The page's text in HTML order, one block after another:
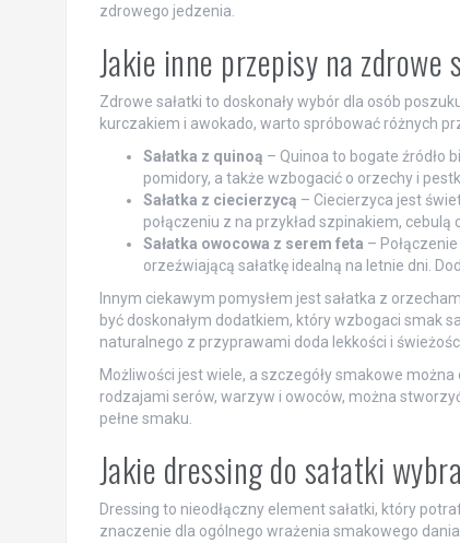
zdrowego jedzenia.
Jakie inne przepisy na
Zdrowe sałatki to doskonały wybór dla osób
kurczakiem i awokado, warto spróbować różnych
Sałatka z quinoą – Quinoa to bogate źródło
pomidory, a także wzbogacić o orzechy i
Sałatka z ciecierzycą – Ciecierzyca jest
połączeniu z na przykład szpinakiem,
Sałatka owocowa z serem feta –
orzeźwiającą sałatkę idealną na letnie dni.
Innym ciekawym pomysłem jest sałatka z
być doskonałym dodatkiem, który wzbogaci smak
naturalnego z przyprawami doda lekkości i
Możliwości jest wiele, a szczegóły smakowe
rodzajami serów, warzyw i owoców, można
pełne smaku.
Jakie dressing do sałatki
Dressing to nieodłączny element sałatki, który
znaczenie dla ogólnego wrażenia smakowego